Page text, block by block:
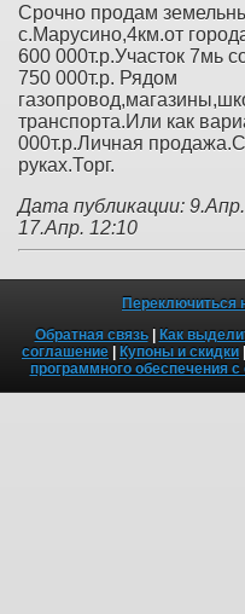
Срочно продам
с.Марусино,4км.от
600 000т.р.Участок 7мь
750 000т.р. Рядом
транспорта.Или как
000т.р.Личная
руках.Торг.
Дата публикации: 9.Апр.
17.Апр. 12:10
Переключиться
Обратная связь| Как
соглашение | Купоны и скидки
программного обеспечения